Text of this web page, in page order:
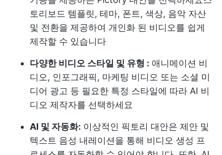
토리보드 템플릿, 테마, 폰트, 색상, 음악 자산
및 전환을 제공하여 개인화 된 비디오를 쉽게
제작할 수 있습니다
다양한 비디오 스타일 및 유형 : 애니메이션 비
디오, 인포그래픽, 마케팅 비디오 또는 소셜 미
디어 광고 등 필요한 특정 스타일에 따라 AI 비
디오 제작자를 선택하세요
AI 및 자동화: 이상적인 픽토리 대안은 제안 및
텍스트 음성 내레이션을 통해 비디오 생성 프